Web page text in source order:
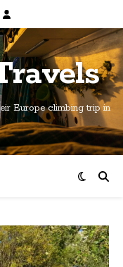
Europe climbing trip in